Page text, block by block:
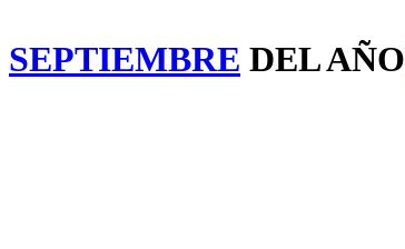
SEPTIEMBRE DEL AÑO